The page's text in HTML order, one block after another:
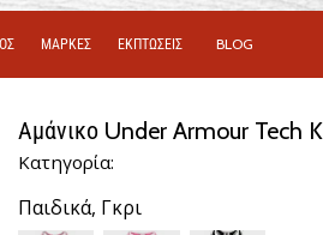
ΜΑΡΚΕΣ ΕΚΠΤΩΣΕΙΣ BLOG
Αμάνικο Under Armour Tech
Κατηγορία:
Παιδικά, Γκρι